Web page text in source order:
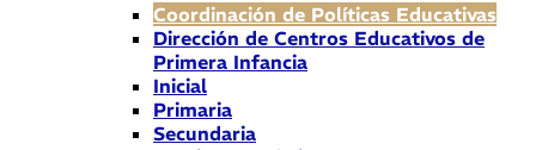
Coordinación de Políticas Educativas
Dirección de Centros Educativos de
Primera Infancia
Inicial
Primaria
Secundaria